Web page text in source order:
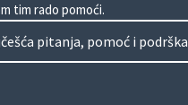
tim rado pomoći.
pitanja, pomoć i podrška